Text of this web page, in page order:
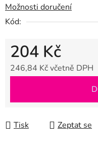
Možnosti doručení
Kód:
204 Kč
246,84 Kč včetně DPH
Tisk Zeptat se